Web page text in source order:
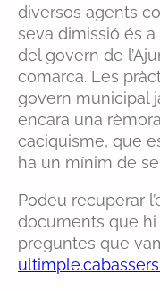
diversos agents
seva dimissió és
del govern de
comarca. Les
govern municipal
encara una
caciquisme, que
ha un mínim de
Podeu recuperar
documents que
preguntes que